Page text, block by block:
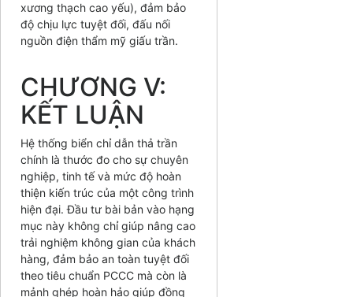
xương thạch cao yếu), đảm bảo
độ chịu lực tuyệt đối, đấu nối
nguồn điện thẩm mỹ giấu trần.
CHƯƠNG V:
KẾT LUẬN
Hệ thống biển chỉ dẫn thả trần
chính là thước đo cho sự chuyên
nghiệp, tinh tế và mức độ hoàn
thiện kiến trúc của một công trình
hiện đại. Đầu tư bài bản vào hạng
mục này không chỉ giúp nâng cao
trải nghiệm không gian của khách
hàng, đảm bảo an toàn tuyệt đối
theo tiêu chuẩn PCCC mà còn là
mảnh ghép hoàn hảo giúp đồng